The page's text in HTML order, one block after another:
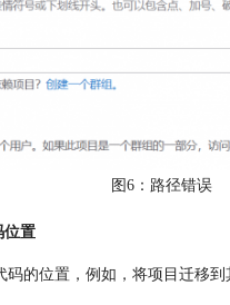
图6：路径错误
位置
码的位置，例如，将项目迁移